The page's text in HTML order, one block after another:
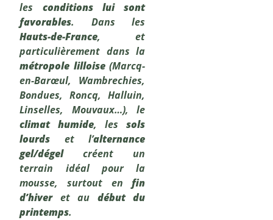
les conditions lui sont
favorables. Dans les
Hauts-de-France, et
particulièrement dans la
métropole lilloise(Marcq-
en-Barœul, Wambrechies,
Bondues, Roncq, Halluin,
Linselles, Mouvaux…), le
climat humide, lessols
lourds et l’alternance
gel/dégelcréent un
terrain idéal pour la
mousse, surtout enfin
d’hiveret au début du
printemps.